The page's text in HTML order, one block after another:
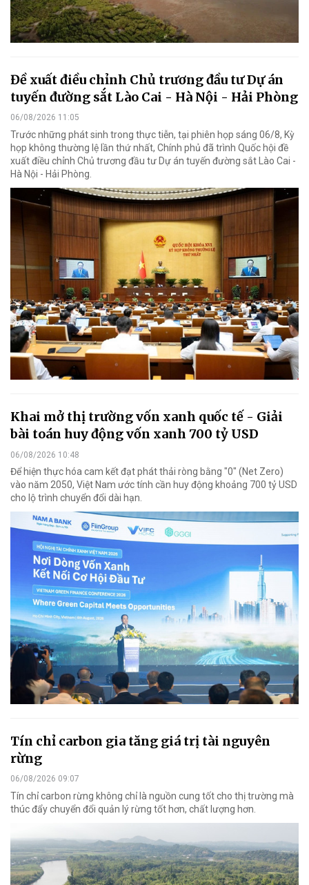
Đề xuất điều chỉnh Chủ trương đầu tư Dự án
tuyến đường sắt Lào Cai - Hà Nội - Hải Phòng
06/08/2026 11:05
Trước những phát sinh trong thực tiễn, tại phiên họp sáng 06/8, Kỳ
họp không thường lệ lần thứ nhất, Chính phủ đã trình Quốc hội đề
xuất điều chỉnh Chủ trương đầu tư Dự án tuyến đường sắt Lào Cai -
Hà Nội - Hải Phòng.
Khai mở thị trường vốn xanh quốc tế - Giải
bài toán huy động vốn xanh 700 tỷ USD
06/08/2026 10:48
Để hiện thực hóa cam kết đạt phát thải ròng bằng "0" (Net Zero)
vào năm 2050, Việt Nam ước tính cần huy động khoảng 700 tỷ USD
cho lộ trình chuyển đổi dài hạn.
Tín chỉ carbon gia tăng giá trị tài nguyên
rừng
06/08/2026 09:07
Tín chỉ carbon rừng không chỉ là nguồn cung tốt cho thị trường mà
thúc đẩy chuyển đổi quản lý rừng tốt hơn, chất lượng hơn.